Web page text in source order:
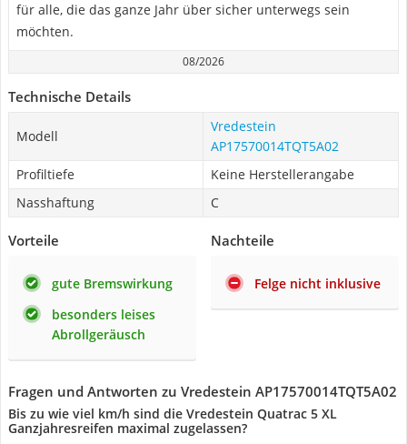
für alle, die das ganze Jahr über sicher unterwegs sein
möchten.
08/2026
Technische Details
Modell
Vredestein
AP17570014TQT5A02
Profiltiefe
Keine Herstellerangabe
Nasshaftung
C
Vorteile
gute Bremswirkung
besonders leises
Abrollgeräusch
Nachteile
Felge nicht inklusive
Fragen und Antworten zu Vredestein AP17570014TQT5A02
Bis zu wie viel km/h sind die Vredestein Quatrac 5 XL
Ganzjahresreifen maximal zugelassen?